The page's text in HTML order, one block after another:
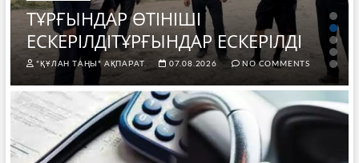
ТҰРҒЫНДАР ӨТІНІШІ
ЕСКЕРІЛДІТҰРҒЫНДАР ЕСКЕРІЛДІ
"ҚҰЛАН ТАҢЫ" АҚПАРАТ. 07.08.2026 NO COMMENTS